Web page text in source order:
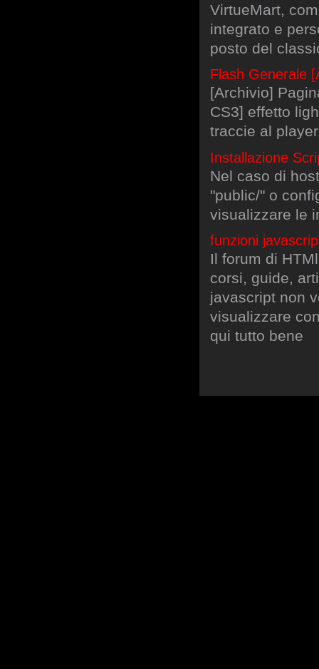
VirtueMart,
integrato e
posto del
Flash Generale
[Archivio]
CS3] effetto
traccie al
Installazione
Nel caso di
"public/" o
visualizzare le
funzioni
Il forum di
corsi, guide,
javascript non
visualizzare
qui tutto bene